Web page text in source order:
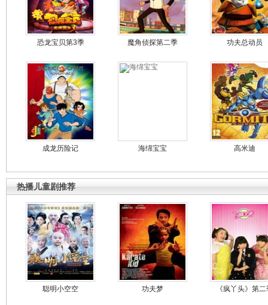
恐龙宝贝第3季 魔角侦探第二季 功夫总动员
成龙历险记 海绵宝宝 高米迪
热播儿童剧推荐
聪明小空空 功夫梦 《疯丫头》第二